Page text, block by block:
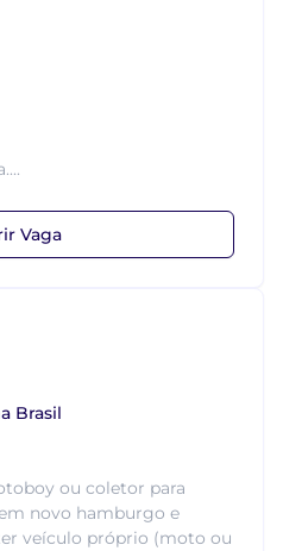
Vaga
Brasil
ou coletor para
novo hamburgo e
veículo próprio (moto ou